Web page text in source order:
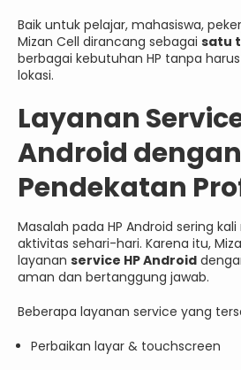
Baik untuk pelajar, mahasiswa,
Mizan Cell dirancang sebagai satu
berbagai kebutuhan HP tanpa
lokasi.
Layanan
Android dengan
Pendekatan
Masalah pada HP Android sering
aktivitas sehari-hari. Karena itu,
layanan service HP Android
aman dan bertanggung jawab.
Beberapa layanan service yang
Perbaikan layar & touchscreen